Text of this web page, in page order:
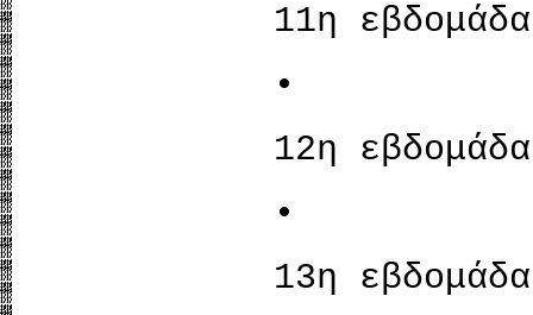
11η εβδομάδα
•
12η εβδομάδα
•
13η εβδομάδα